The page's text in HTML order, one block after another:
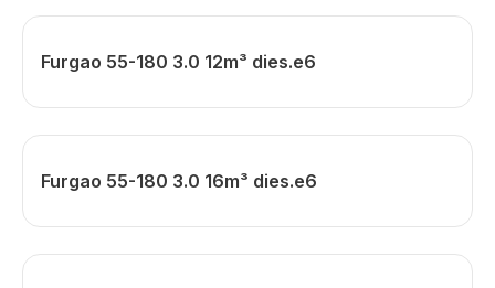
Furgao 55-180 3.0 12m³ dies.e6
Furgao 55-180 3.0 16m³ dies.e6